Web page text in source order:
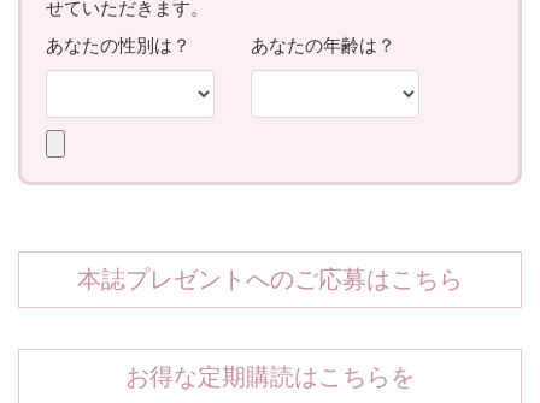
本誌プレゼントへのご応募はこちら
お得な定期購読はこちらを